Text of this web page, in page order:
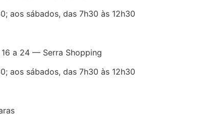
aos sábados, das 7h30 às 12h30
16 a 24 — Serra Shopping
aos sábados, das 7h30 às 12h30